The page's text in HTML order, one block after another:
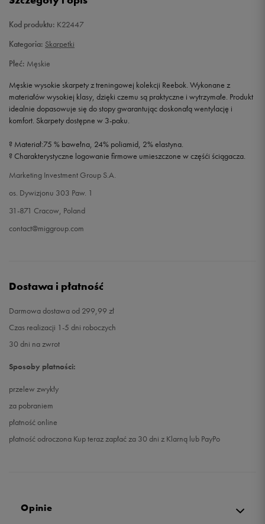
Kod produktu: K22447
Kategoria: Skarpetki
Płeć: Męskie
Męskie wysokie skarpety z treningowej kolekcji Reebok. Wykonane z
materiałów wysokiej klasy, dzięki czemu są praktyczne i wytrzymałe. Produkt
idealnie dopasowuje się do stopy gwarantując doskonałą wentylację i
komfort. Skarpety dostępne w 3-paku.
? Materiał:75 % bawełna, 24% poliamid, 2% elastyna.
? Charakterystyczne logowanie firmowe umieszczone w częśći ściągacza.
Marketing Investment Group S.A.
os. Dywizjonu 303 Paw. 1
31-871 Cracow, Poland
contact@miggroup.com
Dostawa i płatność
Darmowa dostawa od 299,99 zł
Czas realizacji 1-5 dni roboczych
30 dni na zwrot
Sposoby płatności:
przelew zwykły
za pobraniem
płatność online
płatność odroczona Kup teraz zapłać za 30 dni z Klarną lub PayPo
Opinie